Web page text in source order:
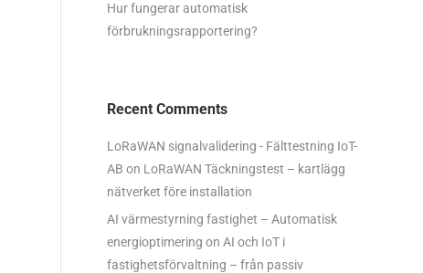
Hur fungerar automatisk
förbrukningsrapportering?
Recent Comments
LoRaWAN signalvalidering - Fälttestning IoT-
AB on LoRaWAN Täckningstest – kartlägg
nätverket före installation
AI värmestyrning fastighet – Automatisk
energioptimering on AI och IoT i
fastighetsförvaltning – från passiv